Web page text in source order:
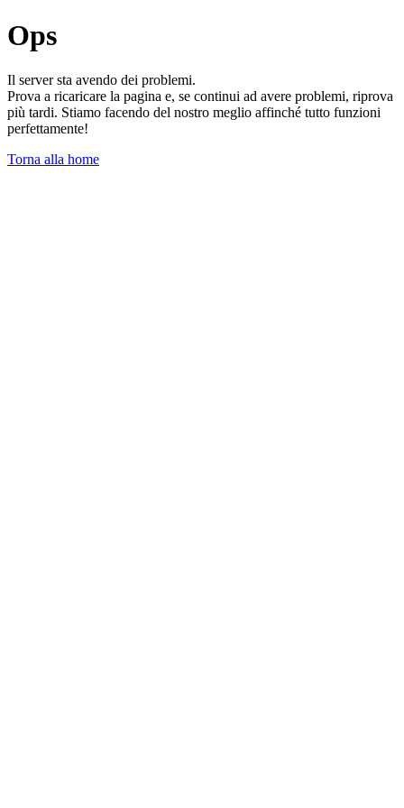
Ops
Il server sta avendo dei problemi.
Prova a ricaricare la pagina e, se continui ad avere problemi, riprova
più tardi. Stiamo facendo del nostro meglio affinché tutto funzioni
perfettamente!
Torna alla home